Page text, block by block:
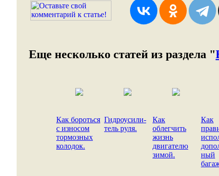
Еще несколько статей из раздела "
Как бороться
с износом
тормозных
колодок.
Гидроусили-
тель руля.
Как
облегчить
жизнь
двигателю
зимой.
Как
ный